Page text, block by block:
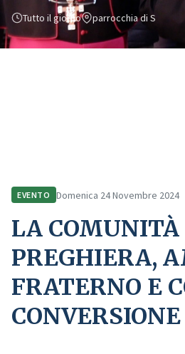
Tutto il giorno parrocchia di S
EVENTO Domenica 24 Novembre 2024
LA COMUNITÀ
PREGHIERA,
FRATERNO E
CONVERSIONE